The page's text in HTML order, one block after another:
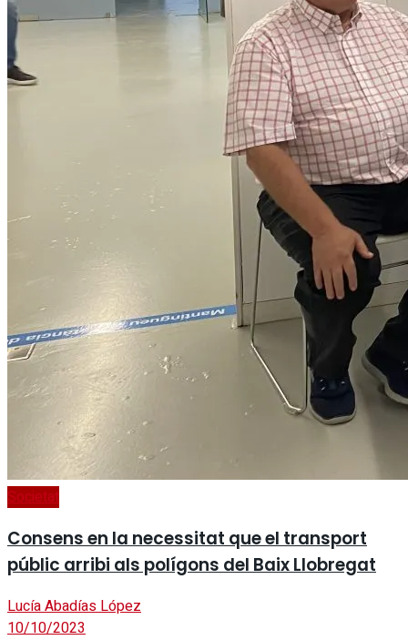
Societat
Consens en la necessitat que el transport
públic arribi als polígons del Baix Llobregat
Lucía Abadías López
10/10/2023